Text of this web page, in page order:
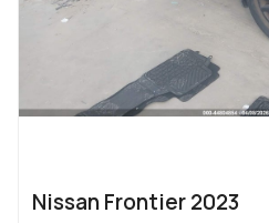
Nissan Frontier 2023